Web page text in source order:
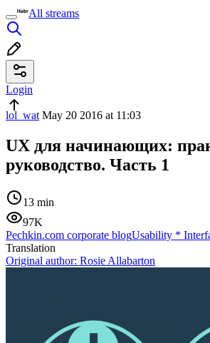
All streams
Login
lol_wat May 20 2016 at 11:03
UX для начинающих:
руководство. Часть 1
13 min
97K
Pechkin.com corporate blogUsability *
Translation
Original author: Rosie Allabarton